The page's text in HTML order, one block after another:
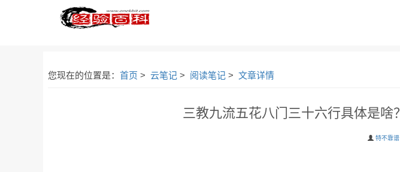
您现在的位置是：首页 >云笔记 > 阅读笔记 >文章详情
三教九流五花八门三十六行具体是啥？
特不靠谱